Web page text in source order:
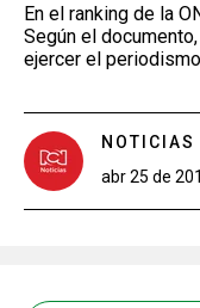
En el ranking de la
Según el
ejercer el
NOTICIAS
abr 25 de